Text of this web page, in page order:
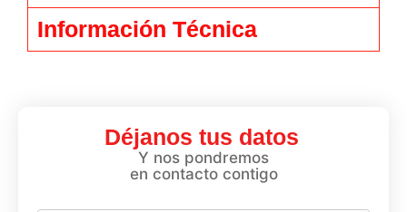
Información Técnica
Déjanos tus datos
Y nos pondremos
en contacto contigo